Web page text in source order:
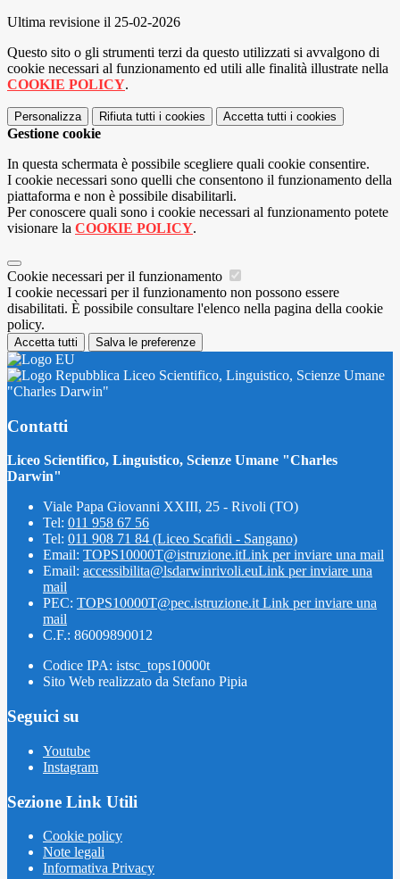
Ultima revisione il 25-02-2026
Questo sito o gli strumenti terzi da questo utilizzati si avvalgono di
cookie necessari al funzionamento ed utili alle finalità illustrate nella
COOKIE POLICY.
Personalizza Rifiuta tutti i cookies Accetta tutti i cookies
Gestione cookie
In questa schermata è possibile scegliere quali cookie consentire.
I cookie necessari sono quelli che consentono il funzionamento della
piattaforma e non è possibile disabilitarli.
Per conoscere quali sono i cookie necessari al funzionamento potete
visionare la COOKIE POLICY.
Cookie necessari per il funzionamento
I cookie necessari per il funzionamento non possono essere
disabilitati. È possibile consultare l'elenco nella pagina della cookie
policy.
Accetta tutti Salva le preferenze
Liceo Scientifico, Linguistico, Scienze Umane
"Charles Darwin"
Contatti
Liceo Scientifico, Linguistico, Scienze Umane "Charles
Darwin"
Viale Papa Giovanni XXIII, 25 - Rivoli (TO)
Tel: 011 958 67 56
Tel: 011 908 71 84 (Liceo Scafidi - Sangano)
Email: TOPS10000T@istruzione.itLink per inviare una mail
Email: accessibilita@lsdarwinrivoli.euLink per inviare una
mail
PEC: TOPS10000T@pec.istruzione.itLink per inviare una
mail
C.F.: 86009890012
Codice IPA: istsc_tops10000t
Sito Web realizzato da Stefano Pipia
Seguici su
Youtube
Instagram
Sezione Link Utili
Cookie policy
Note legali
Informativa Privacy